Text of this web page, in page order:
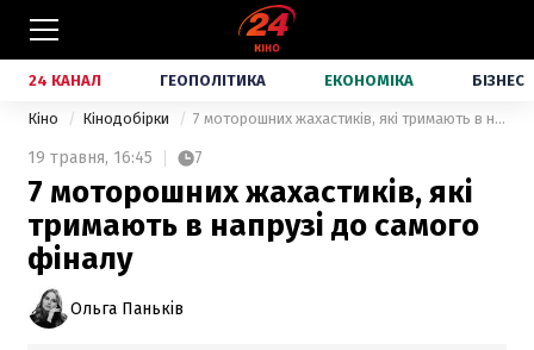
24 КАНАЛ ГЕОПОЛІТИКА ЕКОНОМІКА БІЗНЕС
Кіно Кінодобірки 7 моторошних жахастиків, які тримають в напрузі до самого фіналу
19 травня, 16:45 7
7 моторошних жахастиків, які
тримають в напрузі до самого
фіналу
Ольга Паньків